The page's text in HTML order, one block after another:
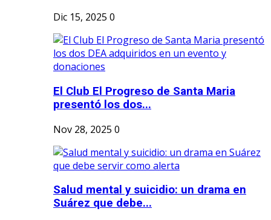
Dic 15, 2025 0
El Club El Progreso de Santa Maria
presentó los dos...
Nov 28, 2025 0
Salud mental y suicidio: un drama en
Suárez que debe...